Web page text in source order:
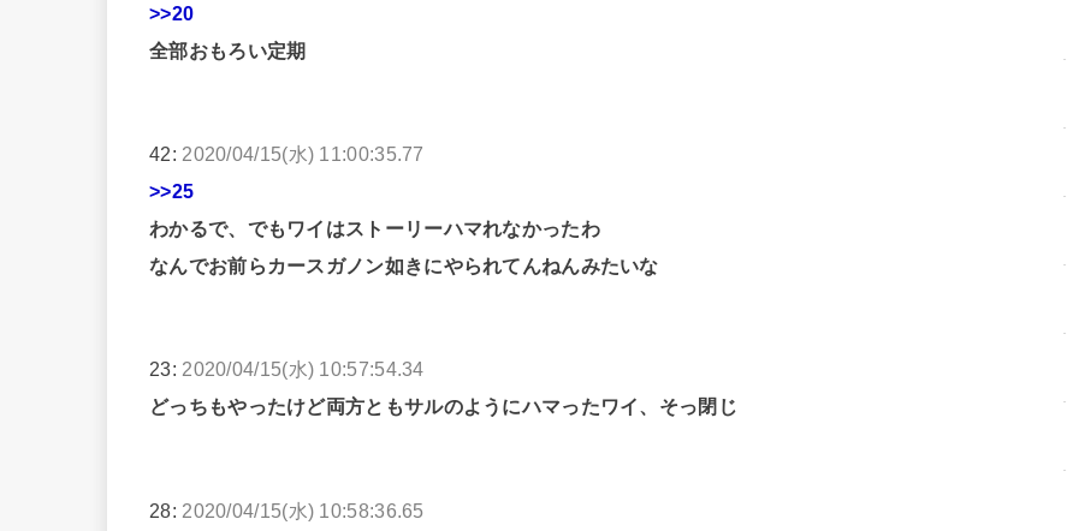
>>20
全部おもろい定期
42: 2020/04/15(水) 11:00:35.77
>>25
わかるで、でもワイはストーリーハマれなかったわ
なんでお前らカースガノン如きにやられてんねんみたいな
23: 2020/04/15(水) 10:57:54.34
どっちもやったけど両方ともサルのようにハマったワイ、そっ閉じ
28: 2020/04/15(水) 10:58:36.65